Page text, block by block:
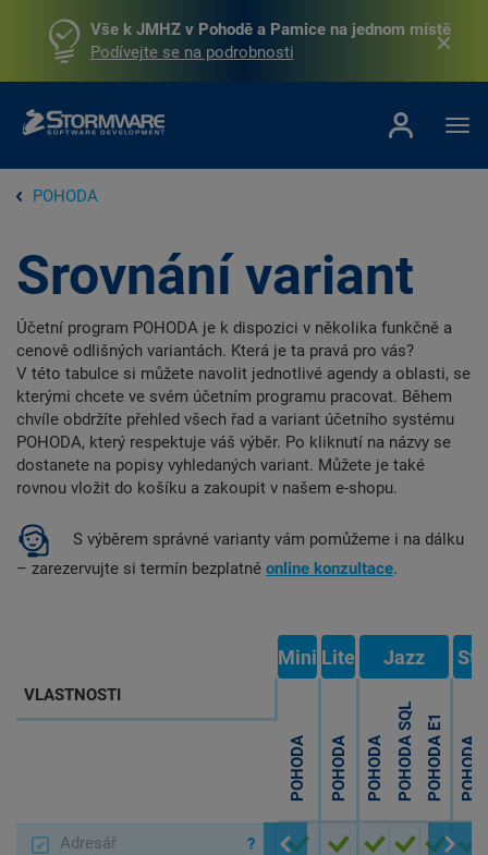
Vše k JMHZ v Pohodě a Pamice na jednom místě
Podívejte se na podrobnosti
POHODA
Srovnání variant
Účetní program POHODA je k dispozici v několika funkčně a
cenově odlišných variantách. Která je ta pravá pro vás?
V této tabulce si můžete navolit jednotlivé agendy a oblasti, se
kterými chcete ve svém účetním programu pracovat. Během
chvíle obdržíte přehled všech řad a variant účetního systému
POHODA, který respektuje váš výběr. Po kliknutí na názvy se
dostanete na popisy vyhledaných variant. Můžete je také
rovnou vložit do košíku a zakoupit v našem e-shopu.
S výběrem správné varianty vám pomůžeme i na dálku
– zarezervujte si termín bezplatné online konzultace.
Mini Lite Jazz
VLASTNOSTI
POHODA POHODA POHODA POHODA SQLPOHODA E1 POHODA
Adresář ? A A A A A A